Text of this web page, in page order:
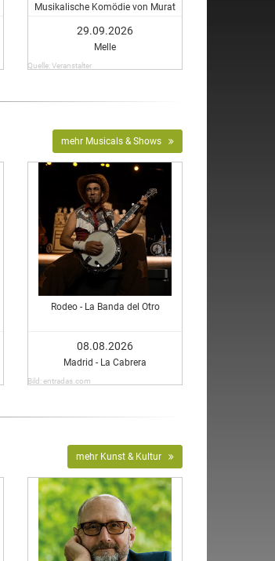
Musikalische Komödie von Murat
29.09.2026
Melle
Quelle: Veranstalter
mehr Musicals & Shows
Rodeo - La Banda del Otro
08.08.2026
Madrid - La Cabrera
Bild: entradas.com
mehr Kunst & Kultur